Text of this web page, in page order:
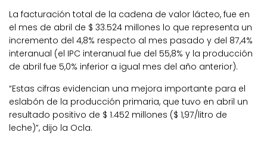
La facturación total de la cadena de valor lácteo, fue en
el mes de abril de $ 33.524 millones lo que representa un
incremento del 4,8% respecto al mes pasado y del 87,4%
interanual (el IPC interanual fue del 55,8% y la producción
de abril fue 5,0% inferior a igual mes del año anterior).
“Estas cifras evidencian una mejora importante para el
eslabón de la producción primaria, que tuvo en abril un
resultado positivo de $ 1.452 millones ($ 1,97/litro de
leche)”, dijo la Ocla.